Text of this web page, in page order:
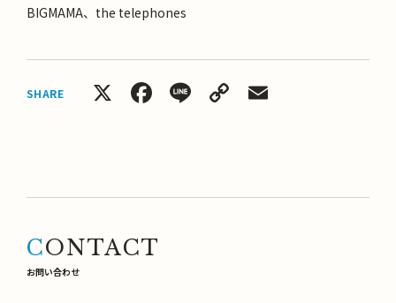
BIGMAMA、 the telephones
SHARE X Facebook
LineCopy
CONTACT
お問い合わせ